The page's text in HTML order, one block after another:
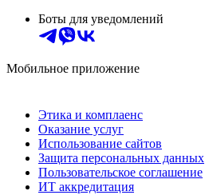
Боты для уведомлений
Мобильное приложение
Этика и комплаенс
Оказание услуг
Использование сайтов
Защита персональных данных
Пользовательское соглашение
ИТ аккредитация